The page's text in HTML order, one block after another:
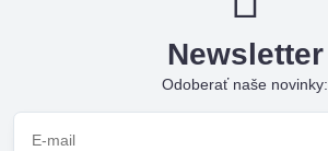
Newsletter
Odoberať naše novinky: